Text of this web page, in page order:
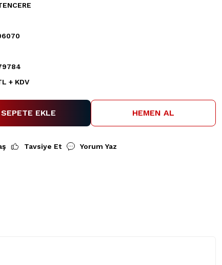
+ KDV
SEPETE EKLE HEMEN AL
Tavsiye Et Yorum Yaz